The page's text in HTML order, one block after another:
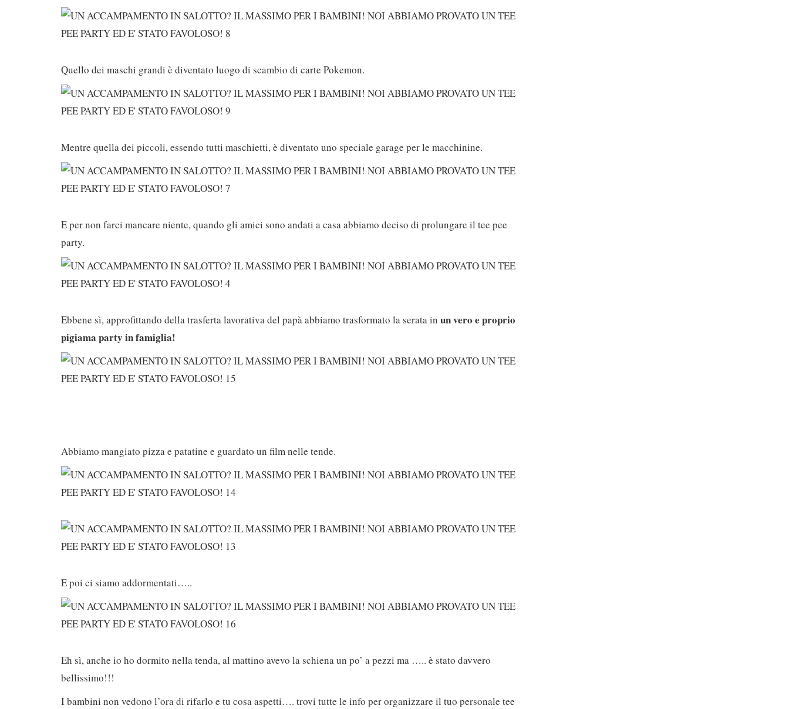
Quello dei maschi grandi è diventato luogo di scambio di carte Pokemon.
Mentre quella dei piccoli, essendo tutti maschietti, è diventato uno speciale garage per le macchinine.
E per non farci mancare niente, quando gli amici sono andati a casa abbiamo deciso di prolungare il tee pee
party.
Ebbene sì, approfittando della trasferta lavorativa del papà abbiamo trasformato la serata in un vero e proprio
pigiama party in famiglia!
Abbiamo mangiato pizza e patatine e guardato un film nelle tende.
E poi ci siamo addormentati…..
Eh sì, anche io ho dormito nella tenda, al mattino avevo la schiena un po’ a pezzi ma ….. è stato davvero
bellissimo!!!
I bambini non vedono l’ora di rifarlo e tu cosa aspetti…. trovi tutte le info per organizzare il tuo personale tee